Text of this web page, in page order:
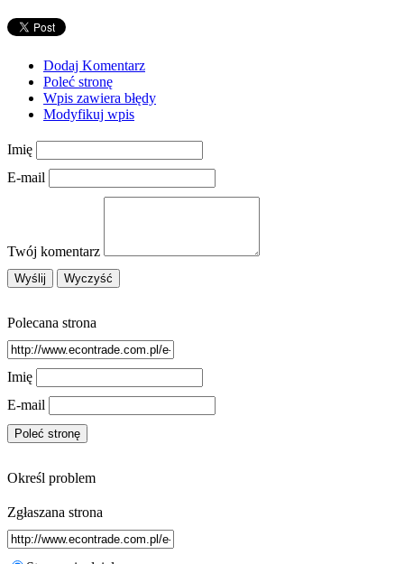
Noclegi
Kontakt
Dodaj Komentarz
Poleć stronę
Wpis zawiera błędy
Modyfikuj wpis
Imię
E-mail
Twój komentarz
Polecana strona
Imię
E-mail
Określ problem
Zgłaszana strona